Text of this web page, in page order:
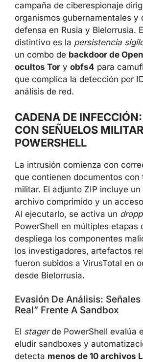
campaña de ciberespionaje
organismos gubernamentales y
defensa en Rusia y Bielorrusia.
distintivo es la persistencia
un combo de backdoor de
ocultos Tor y obfs4 para
que complica la detección por
análisis de red.
CADENA DE
CON SEÑUELOS
POWERSHELL
La intrusión comienza con
que contienen documentos con
militar. El adjunto ZIP incluye
archivo comprimido y un
Al ejecutarlo, se activa un
PowerShell en múltiples etapas
despliega los componentes
los investigadores, artefactos
fueron subidos a VirusTotal en
desde Bielorrusia.
Evasión De Análisis:
Real” Frente A Sandbox
El stagerde PowerShell evalúa
eludir sandboxes y
detecta menos de 10 archivos